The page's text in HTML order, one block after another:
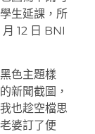
生延課，所
12 日 BNI
色主題樣
新聞截圖，
也趁空檔思
婆訂了便